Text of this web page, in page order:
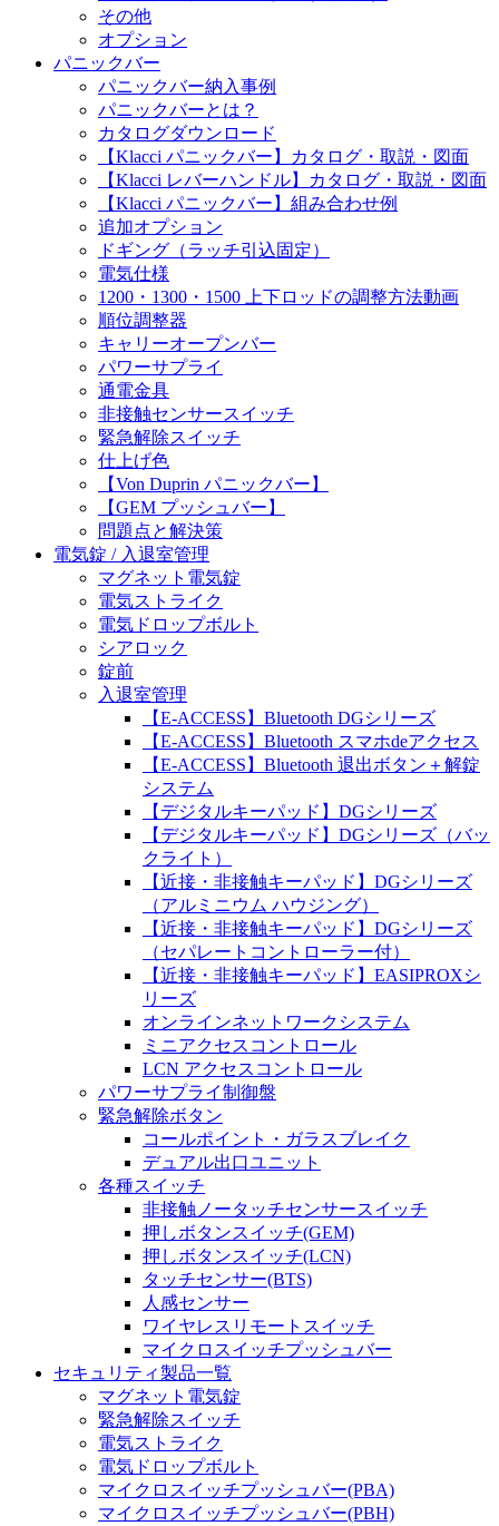
その他
オプション
パニックバー
パニックバー納入事例
パニックバーとは？
カタログダウンロード
【Klacci パニックバー】カタログ・取説・図面
【Klacci レバーハンドル】カタログ・取説・図面
【Klacci パニックバー】組み合わせ例
追加オプション
ドギング（ラッチ引込固定）
電気仕様
1200・1300・1500 上下ロッドの調整方法動画
順位調整器
キャリーオープンバー
パワーサプライ
通電金具
非接触センサースイッチ
緊急解除スイッチ
仕上げ色
【Von Duprin パニックバー】
【GEM プッシュバー】
問題点と解決策
電気錠 / 入退室管理
マグネット電気錠
電気ストライク
電気ドロップボルト
シアロック
錠前
入退室管理
【E-ACCESS】Bluetooth DGシリーズ
【E-ACCESS】Bluetooth スマホdeアクセス
【E-ACCESS】Bluetooth 退出ボタン＋解錠
システム
【デジタルキーパッド】DGシリーズ
【デジタルキーパッド】DGシリーズ（バッ
クライト）
【近接・非接触キーパッド】DGシリーズ
（アルミニウム ハウジング）
【近接・非接触キーパッド】DGシリーズ
（セパレートコントローラー付）
【近接・非接触キーパッド】EASIPROXシ
リーズ
オンラインネットワークシステム
ミニアクセスコントロール
LCN アクセスコントロール
パワーサプライ制御盤
緊急解除ボタン
コールポイント・ガラスブレイク
デュアル出口ユニット
各種スイッチ
非接触ノータッチセンサースイッチ
押しボタンスイッチ(GEM)
押しボタンスイッチ(LCN)
タッチセンサー(BTS)
人感センサー
ワイヤレスリモートスイッチ
マイクロスイッチプッシュバー
セキュリティ製品一覧
マグネット電気錠
緊急解除スイッチ
電気ストライク
電気ドロップボルト
マイクロスイッチプッシュバー(PBA)
マイクロスイッチプッシュバー(PBH)